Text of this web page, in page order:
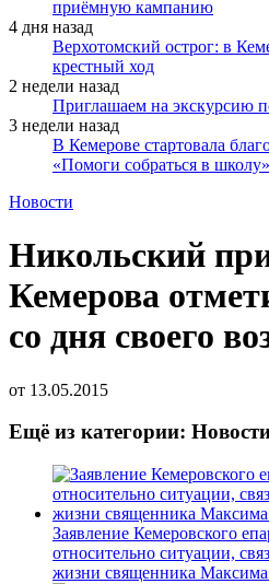
приёмную кампанию
4 дня назад
Верхотомский острог: в
крестный ход
2 недели назад
Приглашаем на экскурсию
3 недели назад
В Кемерове стартовала
«Помоги собраться в школу»
Новости
Никольский
Кемерова
со дня своего
от 13.05.2015
Ещё из категории:
Заявление Кемеровского
относительно ситуации,
жизни священника